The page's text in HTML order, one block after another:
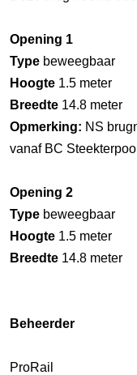
Opening 1
Type beweegbaar
Hoogte 1.5 meter
Breedte 14.8 meter
Opmerking: NS
vanaf BC
Opening 2
Type beweegbaar
Hoogte 1.5 meter
Breedte 14.8 meter
Beheerder
ProRail